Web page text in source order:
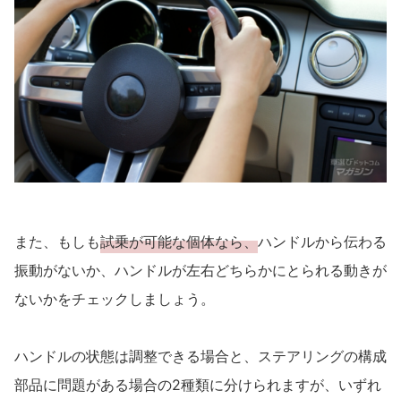
また、もしも試乗が可能な個体なら、ハンドルから伝わる
振動がないか、ハンドルが左右どちらかにとられる動きが
ないかをチェックしましょう。
ハンドルの状態は調整できる場合と、ステアリングの構成
部品に問題がある場合の2種類に分けられますが、いずれ